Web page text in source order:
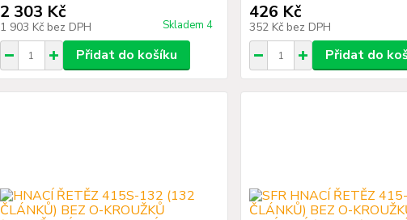
2 303 Kč
1 903 Kč bez DPH Skladem 4
Přidat do košíku
426 Kč
352 Kč bez DPH
Přidat do